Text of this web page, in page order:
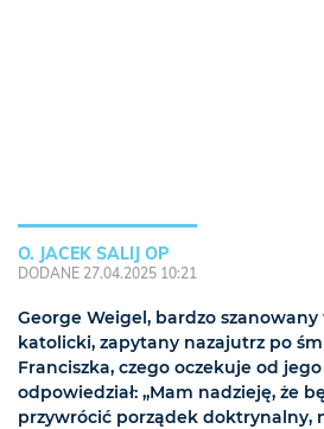
O. JACEK SALIJ OP
DODANE 27.04.2025 10:21
George Weigel, bardzo
katolicki, zapytany nazajutrz po
Franciszka, czego oczekuje od
odpowiedział: „Mam nadzieję, że
przywrócić porządek doktrynalny,